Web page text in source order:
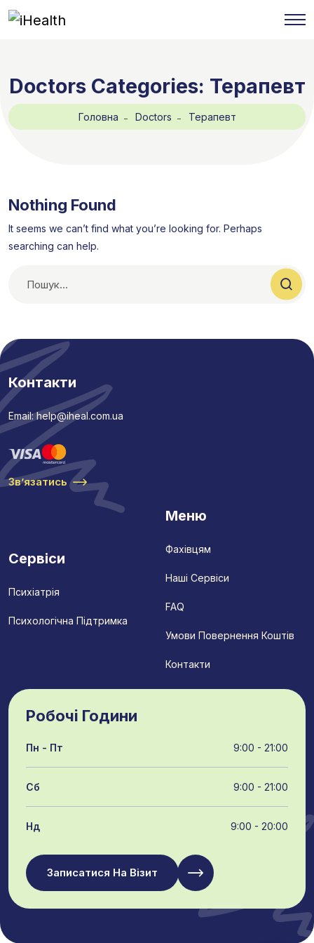
Doctors Categories: Терапевт
Головна Doctors Терапевт
Nothing Found
It seems we can’t find what you’re looking for. Perhaps
searching can help.
Контакти
Email: help@iheal.com.ua
Звʼязатись
Сервіси
Психіатрія
Психологічна Підтримка
Меню
Фахівцям
Наші Сервіси
FAQ
Умови Повернення Коштів
Контакти
Робочі Години
Пн - Пт 9:00 - 21:00
Сб 9:00 - 21:00
Нд 9:00 - 20:00
Записатися На Візит